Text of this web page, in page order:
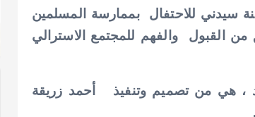
للاحتفال بممارسة المسلمين
القبول والفهم للمجتمع الاسترالي
، هي من تصميم وتنفيذ أحمد زريقة